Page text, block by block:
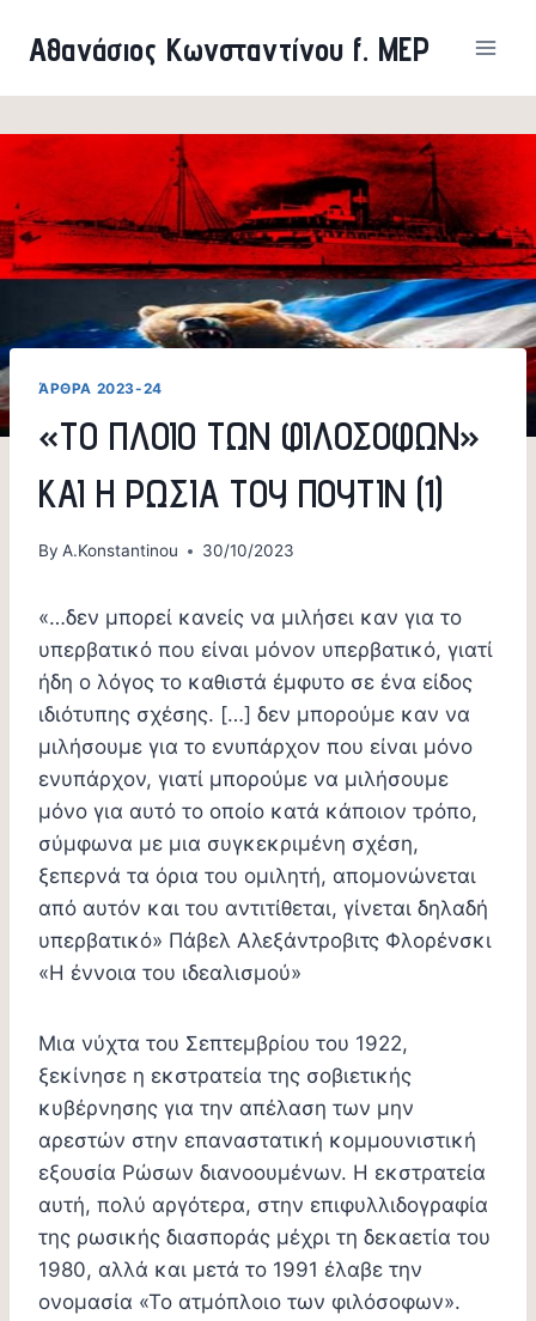
Αθανάσιος Κωνσταντίνου f. MEP
ΆΡΘΡΑ 2023-24
«ΤΟ ΠΛΟΙΟ ΤΩΝ ΦΙΛΟΣΟΦΩΝ»
ΚΑΙ Η ΡΩΣΙΑ ΤΟΥ ΠΟΥΤΙΝ (1)
By A.Konstantinou 30/10/2023
«…δεν μπορεί κανείς να μιλήσει καν για το
υπερβατικό που είναι μόνον υπερβατικό, γιατί
ήδη ο λόγος το καθιστά έμφυτο σε ένα είδος
ιδιότυπης σχέσης. […] δεν μπορούμε καν να
μιλήσουμε για το ενυπάρχον που είναι μόνο
ενυπάρχον, γιατί μπορούμε να μιλήσουμε
μόνο για αυτό το οποίο κατά κάποιον τρόπο,
σύμφωνα με μια συγκεκριμένη σχέση,
ξεπερνά τα όρια του ομιλητή, απομονώνεται
από αυτόν και του αντιτίθεται, γίνεται δηλαδή
υπερβατικό» Πάβελ Αλεξάντροβιτς Φλορένσκι
«Η έννοια του ιδεαλισμού»
Μια νύχτα του Σεπτεμβρίου του 1922,
ξεκίνησε η εκστρατεία της σοβιετικής
κυβέρνησης για την απέλαση των μην
αρεστών στην επαναστατική κομμουνιστική
εξουσία Ρώσων διανοουμένων. Η εκστρατεία
αυτή, πολύ αργότερα, στην επιφυλλιδογραφία
της ρωσικής διασποράς μέχρι τη δεκαετία του
1980, αλλά και μετά το 1991 έλαβε την
ονομασία «Το ατμόπλοιο των φιλόσοφων».